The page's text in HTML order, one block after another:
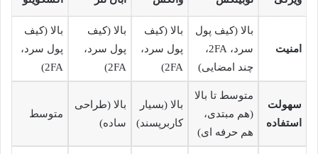
امنیت
بالا (کیف پول
سرد، 2FA،
چند امضایی)
بالا (کیف
پول سرد،
2FA)
بالا (کیف
پول سرد،
2FA)
بالا (کیف
پول سرد،
2FA)
سهولت
استفاده
متوسط تا بالا
(هم مبتدی،
هم حرفه ای)
بالا (بسیار
کاربرپسند)
بالا (طراحی
ساده)
متوسط